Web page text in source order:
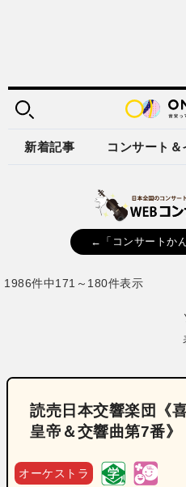
新着記事 コンサート＆
←「コンサートか
1986件中171～180件表示
読売日本交響楽団《
皇帝＆交響曲第7番》
オーケストラ